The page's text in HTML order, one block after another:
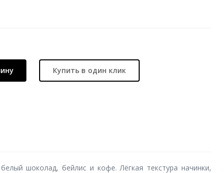
Купить в один клик
шоколад, бейлис и кофе. Лёгкая текстура начинки,